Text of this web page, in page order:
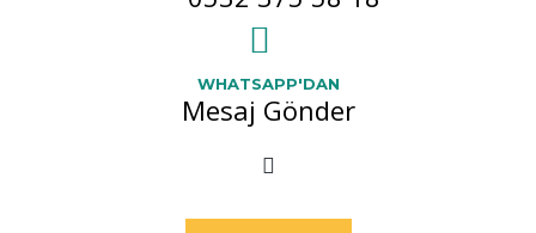
WHATSAPP'DAN
Mesaj Gönder